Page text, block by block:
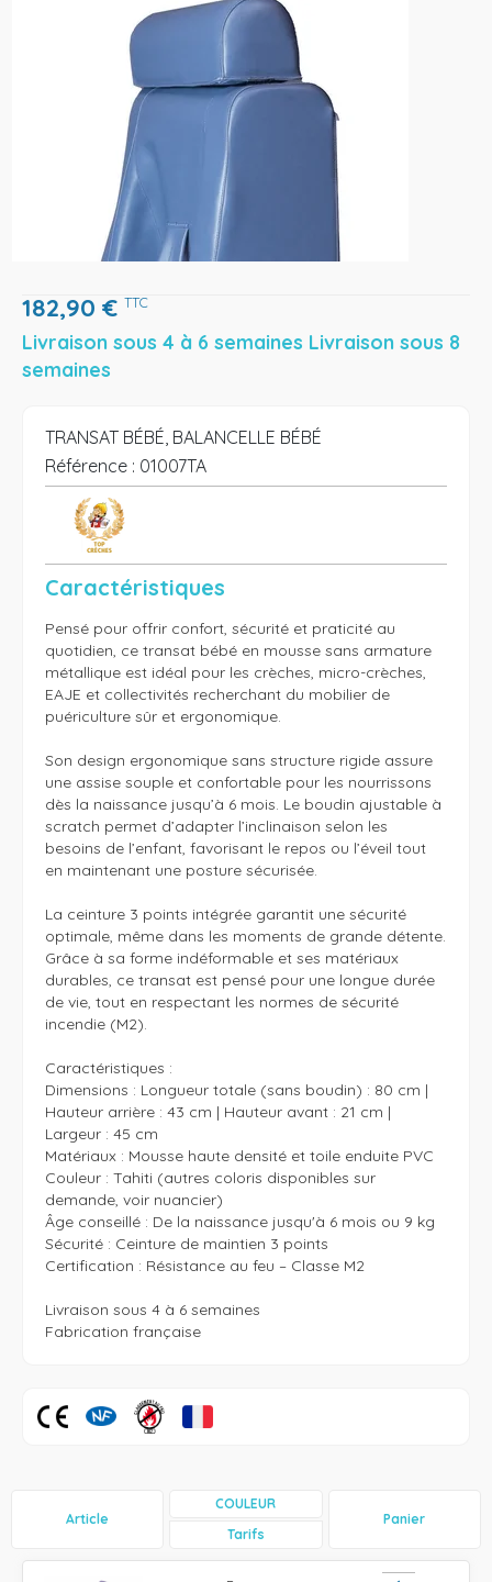
182,90 € TTC
Livraison sous 4 à 6 semaines Livraison sous 8
semaines
TRANSAT BÉBÉ, BALANCELLE BÉBÉ
Référence : 01007TA
Caractéristiques
Pensé pour offrir confort, sécurité et praticité au
quotidien, ce transat bébé en mousse sans armature
métallique est idéal pour les crèches, micro-crèches,
EAJE et collectivités recherchant du mobilier de
puériculture sûr et ergonomique.
Son design ergonomique sans structure rigide assure
une assise souple et confortable pour les nourrissons
dès la naissance jusqu’à 6 mois. Le boudin ajustable à
scratch permet d’adapter l’inclinaison selon les
besoins de l’enfant, favorisant le repos ou l’éveil tout
en maintenant une posture sécurisée.
La ceinture 3 points intégrée garantit une sécurité
optimale, même dans les moments de grande détente.
Grâce à sa forme indéformable et ses matériaux
durables, ce transat est pensé pour une longue durée
de vie, tout en respectant les normes de sécurité
incendie (M2).
Caractéristiques :
Dimensions : Longueur totale (sans boudin) : 80 cm |
Hauteur arrière : 43 cm | Hauteur avant : 21 cm |
Largeur : 45 cm
Matériaux : Mousse haute densité et toile enduite PVC
Couleur : Tahiti (autres coloris disponibles sur
demande, voir nuancier)
Âge conseillé : De la naissance jusqu'à 6 mois ou 9 kg
Sécurité : Ceinture de maintien 3 points
Certification : Résistance au feu – Classe M2
Livraison sous 4 à 6 semaines
Fabrication française
Article
COULEUR
Tarifs
Panier